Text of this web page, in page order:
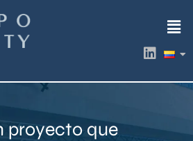
L
i
k
i
proyecto que